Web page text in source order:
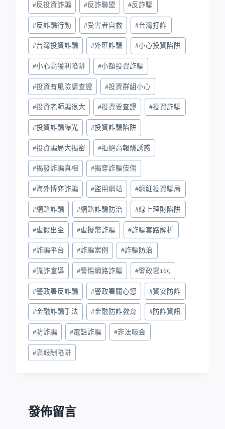
#反投資詐騙 #反詐聯盟 #反詐騙
#反詐騙行動 #受害者自救 #台灣打詐
#台灣投資詐騙 #外匯詐騙 #小心投資陷阱
#小心高獲利陷阱 #小額投資詐騙
#投資有風險請查證 #投資群組小心
#投資老師騙很大 #投資要查證 #投資詐騙
#投資詐騙曝光 #投資詐騙陷阱
#投資騙局大揭密 #拒絕高報酬誘惑
#揭發詐騙真相 #揭穿詐騙伎倆
#海外博弈詐騙 #盜用網站 #網紅投資騙局
#網路詐騙 #網路詐騙防治 #線上理財陷阱
#虛假出金 #虛擬幣詐騙 #詐騙套路解析
#詐騙平台 #詐騙案例 #詐騙防治
#識詐宣導 #警惕網路詐騙 #警政署165
#警政署反詐騙 #警政署關心您 #資安防詐
#金融詐騙手法 #金融防詐教育 #防詐資訊
#防詐騙 #電話詐騙 #非法吸金
#高報酬陷阱
發佈留言